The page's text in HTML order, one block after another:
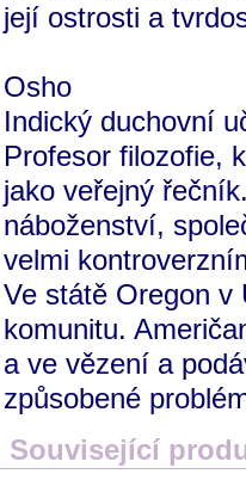
její ostrosti a
Osho
Indický duchovní
Profesor filozofie,
jako veřejný
náboženství,
velmi
Ve státě Oregon v
komunitu.
a ve vězení a
způsobené
Související